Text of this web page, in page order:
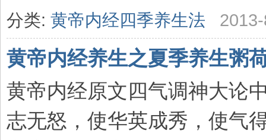
分类: 黄帝内经四季养生法
黄帝内经养生之夏季养生粥
黄帝内经原文四气调神大论
志无怒，使华英成秀，使气